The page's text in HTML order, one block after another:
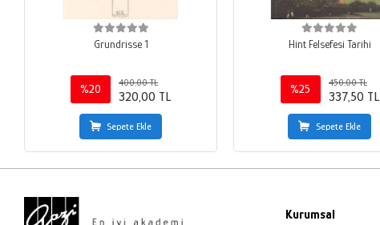
Grundrisse 1
%20
400,00 TL
320,00 TL
Sepete Ekle
Hint Felsefesi Tarihi
%25
450,00 TL
337,50 TL
Sepete Ekle
Kurumsal